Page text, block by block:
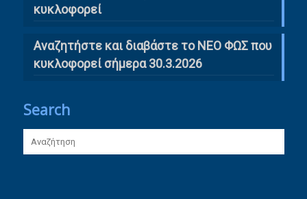
κυκλοφορεί
Αναζητήστε και διαβάστε το ΝΕΟ ΦΩΣ που
κυκλοφορεί σήμερα 30.3.2026
Search